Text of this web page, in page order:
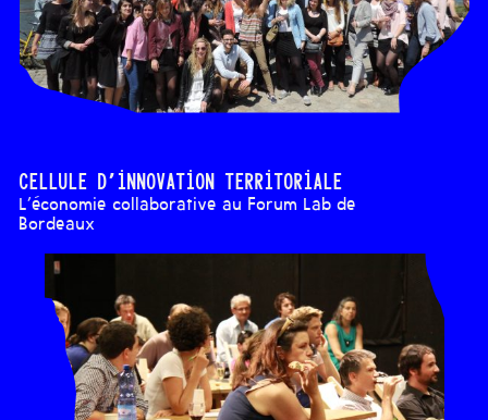
Cellule d’innovation territoriale
L’économie collaborative au Forum Lab de
Bordeaux